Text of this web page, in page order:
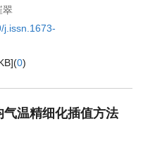
翠
j.issn.1673-
](0)
温精细化插值方法